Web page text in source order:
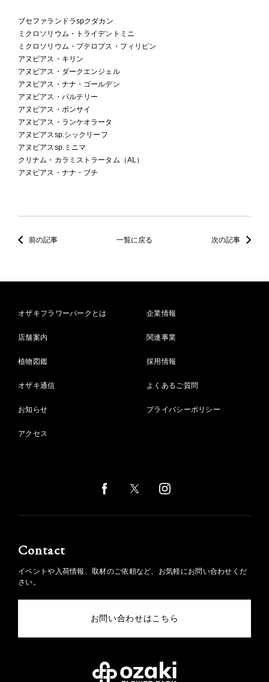
ブセファランドラspクダカン
ミクロソリウム・トライデントミニ
ミクロソリウム・プテロプス・フィリピン
アヌビアス・キリン
アヌビアス・ダークエンジェル
アヌビアス・ナナ・ゴールデン
アヌビアス・バルテリー
アヌビアス・ボンサイ
アヌビアス・ランケオラータ
アヌビアスsp.シックリーフ
アヌビアスsp.ミニマ
クリナム・カラミストラータム（AL）
アヌビアス・ナナ・ブチ
前の記事 一覧に戻る 次の記事
オザキフラワーパークとは
店舗案内
植物図鑑
オザキ通信
お知らせ
アクセス
企業情報
関連事業
採用情報
よくあるご質問
プライバシーポリシー
Contact
イベントや入荷情報、取材のご依頼など、お気軽にお問い合わせくだ
さい。
お問い合わせはこちら